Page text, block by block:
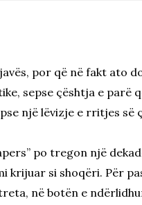
por që në fakt ato
sepse çështja e parë
një lëvizje e rritjes së
po tregon një
si shoqëri. Për
në botën e